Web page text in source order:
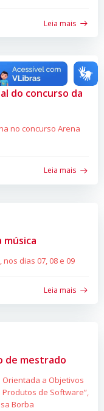
Leia mais
do concurso da
no concurso Arena
Leia mais
música
dias 07, 08 e 09
Leia mais
de mestrado
Orientada a Objetivos
de Software”,
Borba